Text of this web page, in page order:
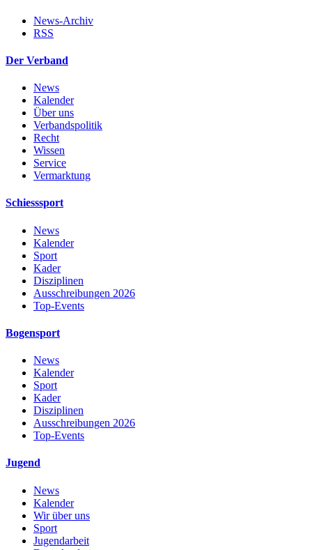
News-Archiv
RSS
Der Verband
News
Kalender
Über uns
Verbandspolitik
Recht
Wissen
Service
Vermarktung
Schiesssport
News
Kalender
Sport
Kader
Disziplinen
Ausschreibungen 2026
Top-Events
Bogensport
News
Kalender
Sport
Kader
Disziplinen
Ausschreibungen 2026
Top-Events
Jugend
News
Kalender
Wir über uns
Sport
Jugendarbeit